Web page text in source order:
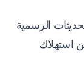
الرسمية
استهلاك